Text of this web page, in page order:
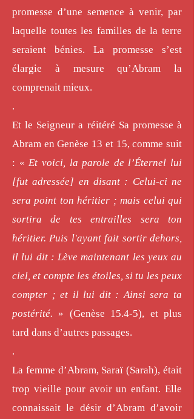
promesse d’une semence à venir, par
laquelle toutes les familles de la terre
seraient bénies. La promesse s’est
élargie à mesure qu’Abram la
comprenait mieux.
.
Et le Seigneur a réitéré Sa promesse à
Abram en Genèse 13 et 15, comme suit
: «Et voici, la parole de l’Éternel lui
[fut adressée] en disant : Celui-ci ne
sera point ton héritier ; mais celui qui
sortira de tes entrailles sera ton
héritier. Puis l'ayant fait sortir dehors,
il lui dit : Lève maintenant les yeux au
ciel, et compte les étoiles, si tu les peux
compter ; et il lui dit : Ainsi sera ta
postérité. » (Genèse 15.4-5), et plus
tard dans d’autres passages.
.
La femme d’Abram, Saraï (Sarah), était
trop vieille pour avoir un enfant. Elle
connaissait le désir d’Abram d’avoir